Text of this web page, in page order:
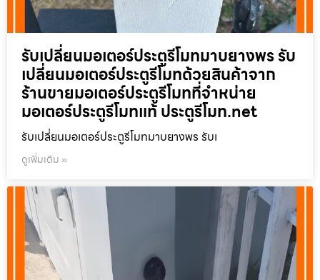
รับเปลี่ยนมอเตอร์ประตูรีโมทมาบยางพร รับ
เปลี่ยนมอเตอร์ประตูรีโมทด้วยสินค้าจาก
ร้านขายมอเตอร์ประตูรีโมทที่จำหน่าย
มอเตอร์ประตูรีโมทแท้ ประตูรีโมท.net
รับเปลี่ยนมอเตอร์ประตูรีโมทมาบยางพร รับเ
ดูเพิ่มเติม »